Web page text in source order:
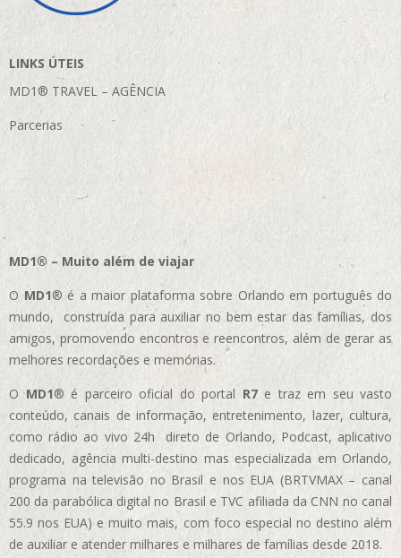
LINKS ÚTEIS
MD1® TRAVEL – AGÊNCIA
Parcerias
MD1® – Muito além de viajar
O MD1® é a maior plataforma sobre Orlando em português do
mundo, construída para auxiliar no bem estar das famílias, dos
amigos, promovendo encontros e reencontros, além de gerar as
melhores recordações e memórias.
OMD1® é parceiro oficial do portal R7e traz em seu vasto
conteúdo, canais de informação, entretenimento, lazer, cultura,
como rádio ao vivo 24h direto de Orlando, Podcast, aplicativo
dedicado, agência multi-destino mas especializada em Orlando,
programa na televisão no Brasil e nos EUA (BRTVMAX – canal
200 da parabólica digital no Brasil e TVC afiliada da CNN no canal
55.9 nos EUA) e muito mais, com foco especial no destino além
de auxiliar e atender milhares e milhares de famílias desde 2018.